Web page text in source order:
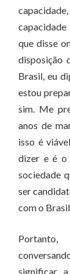
que disse
disposição
Brasil, eu
estou
sim. Me
anos de
isso é
dizer e é o
sociedade
ser
com o
Portanto,
significar